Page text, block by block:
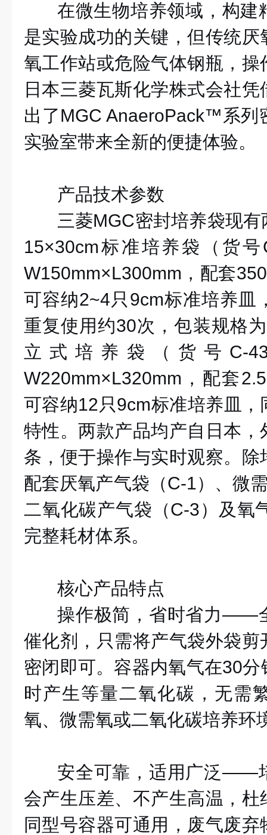
在微生物培养领域，构建
是实验成功的关键，但传统
氧工作站或危险气体钢瓶，
日本三菱瓦斯化学株式会社
出了MGC AnaeroPack™系列
实验室带来全新的便捷体验。
产品技术参数
三菱MGC密封培养袋现
15×30cm标准培养袋（货
W150mm×L300mm，配套
可容纳2~4只9cm标准培养皿
重复使用约30次，包装规格
立式培养袋（货号C-
W220mm×L320mm，配套
可容纳12只9cm标准培养皿
特性。两款产品均产自日本
条，便于操作与实时观察。
配套厌氧产气袋（C-1）、微
二氧化碳产气袋（C-3）及氧
完整耗材体系。
核心产品特点
操作极简，省时省力——
催化剂，只需将产气袋外袋
密闭即可。容器内氧气在30
时产生等量二氧化碳，无需
氧、微需氧或二氧化碳培养环
安全可靠，适用广泛——
会产生压差、不产生高温，
同型号容器可通用，废气废